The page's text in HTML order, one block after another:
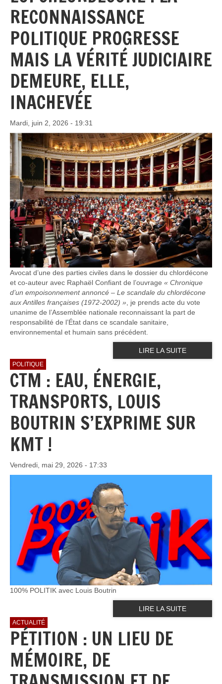
RECONNAISSANCE
POLITIQUE PROGRESSE
MAIS LA VÉRITÉ JUDICIAIRE
DEMEURE, ELLE,
INACHEVÉE
Mardi, juin 2, 2026 - 19:31
Avocat d’une des parties civiles dans le dossier du chlordécone
et co-auteur avec Raphaël Confiant de l’ouvrage « Chronique
d’un empoisonnement annoncé – Le scandale du chlordécone
aux Antilles françaises (1972-2002) » , je prends acte du vote
unanime de l’Assemblée nationale reconnaissant la part de
responsabilité de l’État dans ce scandale sanitaire,
environnemental et humain sans précédent.
LIRE LA SUITE
POLITIQUE
CTM : EAU, ÉNERGIE,
TRANSPORTS, LOUIS
BOUTRIN S’EXPRIME SUR
KMT !
Vendredi, mai 29, 2026 - 17:33
100% POLITIK avec Louis Boutrin
LIRE LA SUITE
ACTUALITÉ
PÉTITION : UN LIEU DE
MÉMOIRE, DE